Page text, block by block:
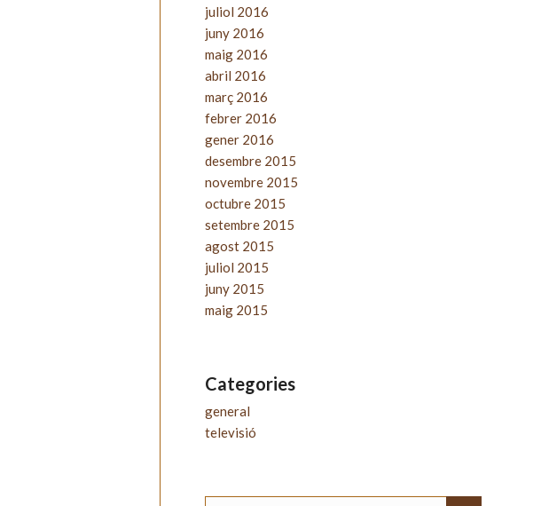
juliol 2016
juny 2016
maig 2016
abril 2016
març 2016
febrer 2016
gener 2016
desembre 2015
novembre 2015
octubre 2015
setembre 2015
agost 2015
juliol 2015
juny 2015
maig 2015
Categories
general
televisió